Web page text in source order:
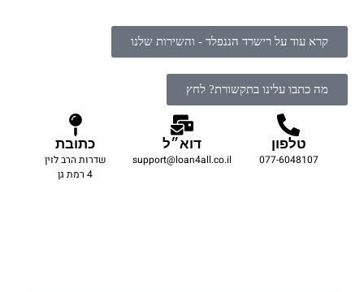
קרא עוד על רישרד הננפלד - והשירות שלנו
מה כתבו עלינו בתקשורת? לחץ
טלפון
077-6048107
דוא״ל
support@loan4all.co.il
כתובת
שדרות הרב לוין
4 רמת גן